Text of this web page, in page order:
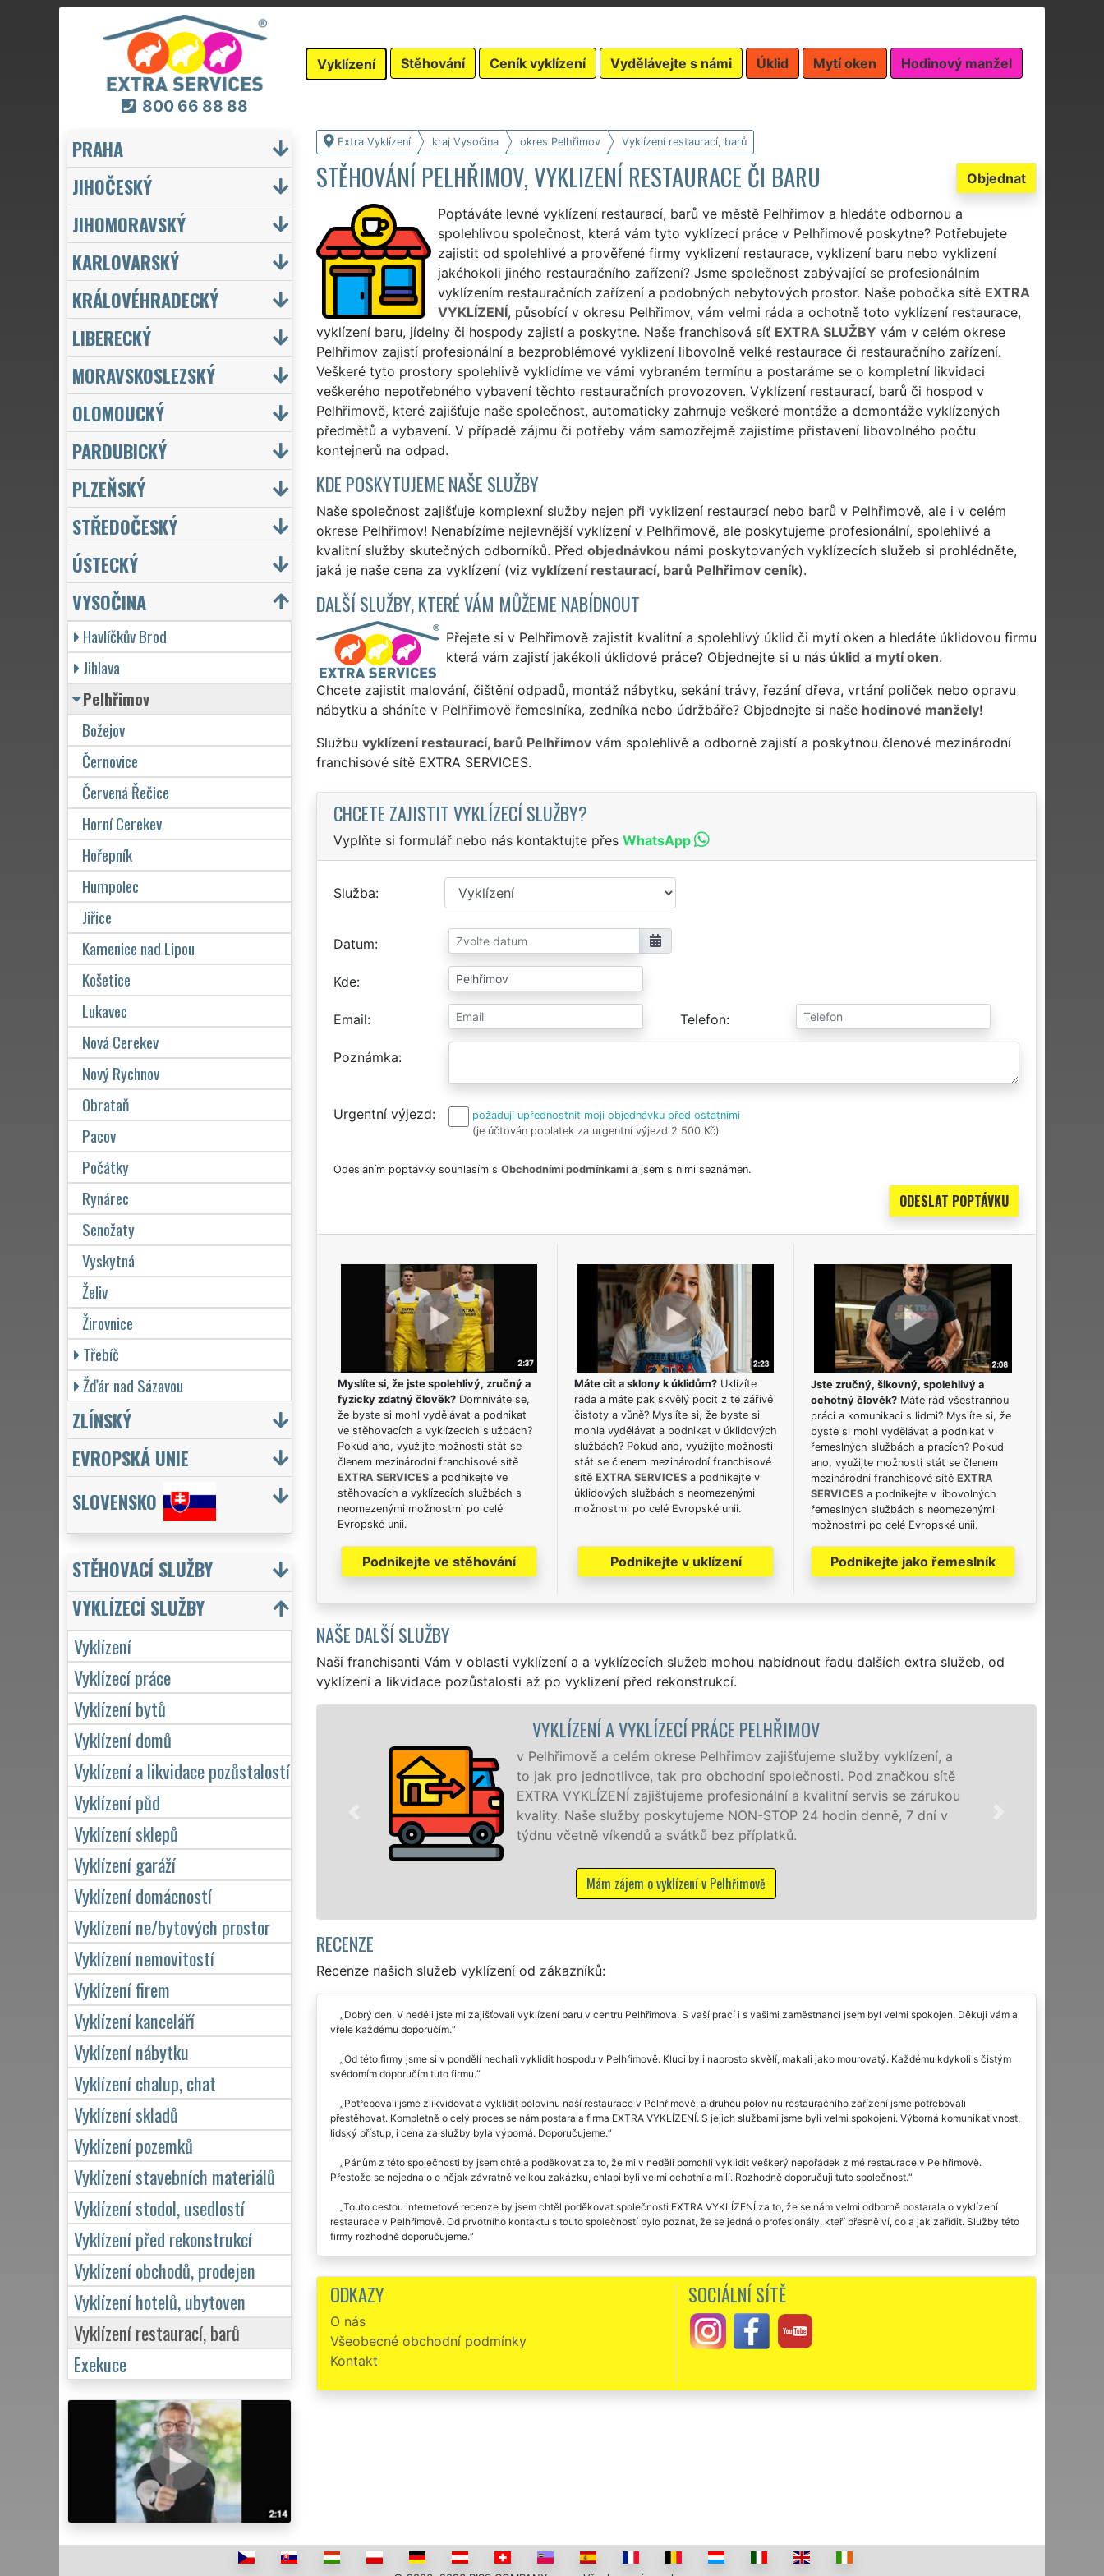
800 66 88 88
Vyklízení Stěhování Ceník vyklízení Vydělávejte s námi Úklid Mytí oken Hodinový manžel
Extra Vyklízení kraj Vysočina okres Pelhřimov Vyklízení restaurací, barů
Objednat
STĚHOVÁNÍ PELHŘIMOV, VYKLIZENÍ RESTAURACE ČI BARU
Poptáváte levné vyklízení restaurací, barů ve městě Pelhřimov a hledáte odbornou a
spolehlivou společnost, která vám tyto vyklízecí práce v Pelhřimově poskytne? Potřebujete
zajistit od spolehlivé a prověřené firmy vyklizení restaurace, vyklizení baru nebo vyklizení
jakéhokoli jiného restauračního zařízení? Jsme společnost zabývající se profesionálním
vyklízením restauračních zařízení a podobných nebytových prostor. Naše pobočka sítě EXTRA
VYKLÍZENÍ, působící v okresu Pelhřimov, vám velmi ráda a ochotně toto vyklízení restaurace,
vyklízení baru, jídelny či hospody zajistí a poskytne. Naše franchisová síť EXTRA SLUŽBY vám v celém okrese
Pelhřimov zajistí profesionální a bezproblémové vyklizení libovolně velké restaurace či restauračního zařízení.
Veškeré tyto prostory spolehlivě vyklidíme ve vámi vybraném termínu a postaráme se o kompletní likvidaci
veškerého nepotřebného vybavení těchto restauračních provozoven. Vyklízení restaurací, barů či hospod v
Pelhřimově, které zajišťuje naše společnost, automaticky zahrnuje veškeré montáže a demontáže vyklízených
předmětů a vybavení. V případě zájmu či potřeby vám samozřejmě zajistíme přistavení libovolného počtu
kontejnerů na odpad.
KDE POSKYTUJEME NAŠE SLUŽBY
Naše společnost zajišťuje komplexní služby nejen při vyklizení restaurací nebo barů v Pelhřimově, ale i v celém
okrese Pelhřimov! Nenabízíme nejlevnější vyklízení v Pelhřimově, ale poskytujeme profesionální, spolehlivé a
kvalitní služby skutečných odborníků. Před objednávkou námi poskytovaných vyklízecích služeb si prohlédněte,
jaká je naše cena za vyklízení (viz vyklízení restaurací, barů Pelhřimov ceník).
DALŠÍ SLUŽBY, KTERÉ VÁM MŮŽEME NABÍDNOUT
Přejete si v Pelhřimově zajistit kvalitní a spolehlivý úklid či mytí oken a hledáte úklidovou firmu
která vám zajistí jakékoli úklidové práce? Objednejte si u nás úklid a mytí oken.
Chcete zajistit malování, čištění odpadů, montáž nábytku, sekání trávy, řezání dřeva, vrtání poliček nebo opravu
nábytku a sháníte v Pelhřimově řemeslníka, zedníka nebo údržbáře? Objednejte si naše hodinové manžely!
Službu vyklízení restaurací, barů Pelhřimovvám spolehlivě a odborně zajistí a poskytnou členové mezinárodní
franchisové sítě EXTRA SERVICES.
CHCETE ZAJISTIT VYKLÍZECÍ SLUŽBY?
Vyplňte si formulář nebo nás kontaktujte přes WhatsApp
Služba
Datum
Kde
Email Telefon
Poznámka
Urgentní výjezd
požaduji upřednostnit moji objednávku před ostatními
(je účtován poplatek za urgentní výjezd 2 500 Kč)
Odesláním poptávky souhlasím s Obchodními podmínkamia jsem s nimi seznámen.
Myslíte si, že jste spolehlivý, zručný a
fyzicky zdatný člověk?Domníváte se,
že byste si mohl vydělávat a podnikat
ve stěhovacích a vyklízecích službách?
Pokud ano, využijte možnosti stát se
členem mezinárodní franchisové sítě
EXTRA SERVICESa podnikejte ve
stěhovacích a vyklízecích službách s
neomezenými možnostmi po celé
Evropské unii.
Podnikejte ve stěhování
Máte cit a sklony k úklidům?Uklízíte
ráda a máte pak skvělý pocit z té zářivé
čistoty a vůně? Myslíte si, že byste si
mohla vydělávat a podnikat v úklidových
službách? Pokud ano, využijte možnosti
stát se členem mezinárodní franchisové
sítě EXTRA SERVICESa podnikejte v
úklidových službách s neomezenými
možnostmi po celé Evropské unii.
Podnikejte v uklízení
Jste zručný, šikovný, spolehlivý a
ochotný člověk? Máte rád všestrannou
práci a komunikaci s lidmi? Myslíte si, že
byste si mohl vydělávat a podnikat v
řemeslných službách a pracích? Pokud
ano, využijte možnosti stát se členem
mezinárodní franchisové sítě EXTRA
SERVICES a podnikejte v libovolných
řemeslných službách s neomezenými
možnostmi po celé Evropské unii.
Podnikejte jako řemeslník
NAŠE DALŠÍ SLUŽBY
Naši franchisanti Vám v oblasti vyklízení a a vyklízecích služeb mohou nabídnout řadu dalších extra služeb, od
vyklízení a likvidace pozůstalosti až po vyklizení před rekonstrukcí.
VYKLÍZENÍ A VYKLÍZECÍ PRÁCE PELHŘIMOV
v Pelhřimově a celém okrese Pelhřimov zajišťujeme služby vyklízení, a
to jak pro jednotlivce, tak pro obchodní společnosti. Pod značkou sítě
EXTRA VYKLÍZENÍ zajišťujeme profesionální a kvalitní servis se zárukou
kvality. Naše služby poskytujeme NON-STOP 24 hodin denně, 7 dní v
týdnu včetně víkendů a svátků bez příplatků.
RECENZE
Recenze našich služeb vyklízení od zákazníků:
Dobrý den. V neděli jste mi zajišťovali vyklízení baru v centru Pelhřimova. S vaší prací i s vašimi zaměstnanci jsem byl velmi spokojen. Děkuji vám a
vřele každému doporučím.
Od této firmy jsme si v pondělí nechali vyklidit hospodu v Pelhřimově. Kluci byli naprosto skvělí, makali jako mourovatý. Každému kdykoli s čistým
svědomím doporučím tuto firmu.
Potřebovali jsme zlikvidovat a vyklidit polovinu naší restaurace v Pelhřimově, a druhou polovinu restauračního zařízení jsme potřebovali
přestěhovat. Kompletně o celý proces se nám postarala firma EXTRA VYKLÍZENÍ. S jejich službami jsme byli velmi spokojeni. Výborná komunikativnost,
lidský přístup, i cena za služby byla výborná. Doporučujeme.
Pánům z této společnosti by jsem chtěla poděkovat za to, že mi v neděli pomohli vyklidit veškerý nepořádek z mé restaurace v Pelhřimově.
Přestože se nejednalo o nějak závratně velkou zakázku, chlapi byli velmi ochotní a milí. Rozhodně doporučuji tuto společnost.
Touto cestou internetové recenze by jsem chtěl poděkovat společnosti EXTRA VYKLÍZENÍ za to, že se nám velmi odborně postarala o vyklízení
restaurace v Pelhřimově. Od prvotního kontaktu s touto společností bylo poznat, že se jedná o profesionály, kteří přesně ví, co a jak zařídit. Služby této
firmy rozhodně doporučujeme.
Potřebovali jsme zajistit kompletní vyklizení naší jídelny v Pelhřimově. Společnost EXTRA VYKLÍZENÍ se nám postarala kompletně od celý proces
Vyklízení restauračních prostor v Pelhřimově proběhlo naprosto v pořádku. Bylo poznat, že to tato společnost nedělala prvně. Velmi oceňujeme
jejich přístup a kvalitu práce.
ODKAZY
O nás
Všeobecné obchodní podmínky
Kontakt
SOCIÁLNÍ SÍTĚ
PRAHA
JIHOČESKÝ
JIHOMORAVSKÝ
KARLOVARSKÝ
KRÁLOVÉHRADECKÝ
LIBERECKÝ
MORAVSKOSLEZSKÝ
OLOMOUCKÝ
PARDUBICKÝ
PLZEŇSKÝ
STŘEDOČESKÝ
ÚSTECKÝ
VYSOČINA
Havlíčkův Brod
Jihlava
Pelhřimov
Božejov
Černovice
Červená Řečice
Horní Cerekev
Hořepník
Humpolec
Jiřice
Kamenice nad Lipou
Košetice
Lukavec
Nová Cerekev
Nový Rychnov
Obrataň
Pacov
Počátky
Rynárec
Senožaty
Vyskytná
Želiv
Žirovnice
Třebíč
Žďár nad Sázavou
ZLÍNSKÝ
EVROPSKÁ UNIE
SLOVENSKO
STĚHOVACÍ SLUŽBY
VYKLÍZECÍ SLUŽBY
Vyklízení
Vyklízecí práce
Vyklízení bytů
Vyklízení domů
Vyklízení a likvidace pozůstalostí
Vyklízení půd
Vyklízení sklepů
Vyklízení garáží
Vyklízení domácností
Vyklízení ne/bytových prostor
Vyklízení nemovitostí
Vyklízení firem
Vyklízení kanceláří
Vyklízení nábytku
Vyklízení chalup, chat
Vyklízení skladů
Vyklízení pozemků
Vyklízení stavebních materiálů
Vyklízení stodol, usedlostí
Vyklízení před rekonstrukcí
Vyklízení obchodů, prodejen
Vyklízení hotelů, ubytoven
Vyklízení restaurací, barů
Exekuce